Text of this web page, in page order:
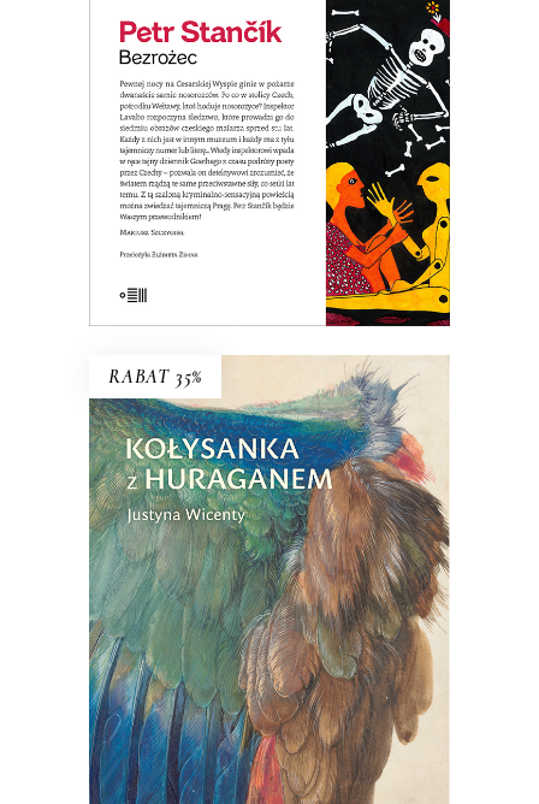
E-BOOK DO KOSZYKA
Szalony kryminał z zabawnymi wątkami
erotycznymi, a jednocześnie
przewodnik po tajemniczych miejscach
Pragi. Parodia powieści sensacyjnej.
39.00zł 19.50zł
RABAT 35%
KOŁYSANKA Z HURAGANEM
Treny matki. Intymna opowieść o bólu,
tęsknocie, lęku i próbach poradzenia
sobie po śmierci dziecka.
42.00zł 27.30zł
KSIĄŻKA DO KOSZYKA